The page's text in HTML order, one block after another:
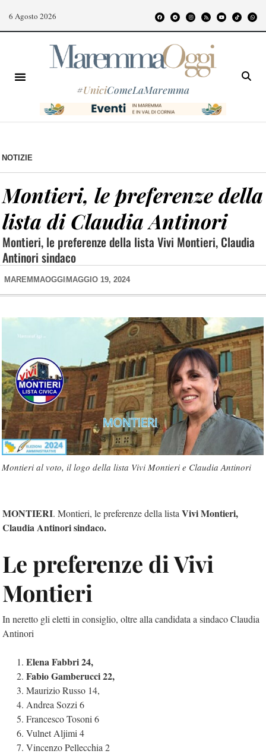
6 Agosto 2026
#UniciComeLaMaremma
NOTIZIE
Montieri, le preferenze della
lista di Claudia Antinori
Montieri, le preferenze della lista Vivi Montieri, Claudia
Antinori sindaco
MAREMMAOGGI MAGGIO 19, 2024
Montieri al voto, il logo della lista Vivi Montieri e Claudia Antinori
MONTIERI. Montieri, le preferenze della lista Vivi Montieri,
Claudia Antinori sindaco.
Le preferenze di Vivi
Montieri
In neretto gli eletti in consiglio, oltre alla candidata a sindaco Claudia
Antinori
Elena Fabbri 24,
Fabio Gamberucci 22,
Maurizio Russo 14,
Andrea Sozzi 6
Francesco Tosoni 6
Vulnet Aljimi 4
Vincenzo Pellecchia 2